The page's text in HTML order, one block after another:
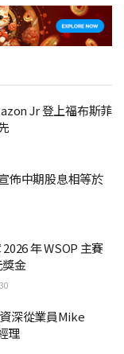
Jr 登上福布斯菲
佈中期股息相等於
年 WSOP 主賽
金
深從業員Mike
理